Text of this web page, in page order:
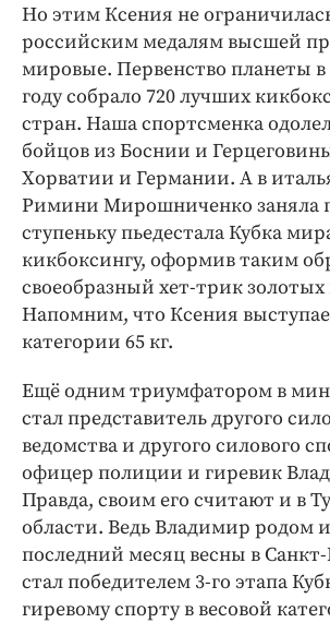
Но этим Ксения не
российским медалям высшей
мировые. Первенство планеты
году собрало 720 лучших
стран. Наша спортсменка
бойцов из Боснии и
Хорватии и Германии. А в
Римини Мирошниченко заняла
ступеньку пьедестала Кубка
кикбоксингу, оформив таким
своеобразный хет-­трик золотых
Напомним, что Ксения
категории 65 кг.
Ещё одним триумфатором в
стал представитель другого
ведомства и другого силового
офицер полиции и гиревик
Правда, своим его считают и в
области. Ведь Владимир родом
последний месяц весны в
стал победителем 3-го этапа
гиревому спорту в весовой